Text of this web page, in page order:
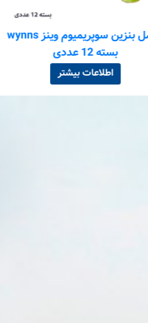
مکمل بنزین سوپریمیوم وینز wynns
اطلاعات بیشتر
مکمل